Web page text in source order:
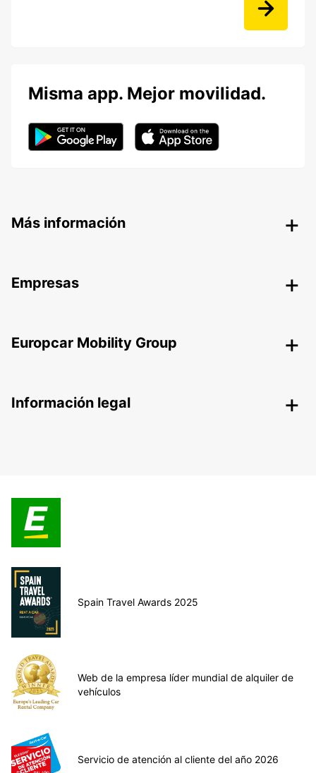
Misma app. Mejor movilidad.
Más información
Empresas
Europcar Mobility Group
Información legal
Spain Travel Awards 2025
Web de la empresa líder mundial de alquiler de
vehículos
Servicio de atención al cliente del año 2026